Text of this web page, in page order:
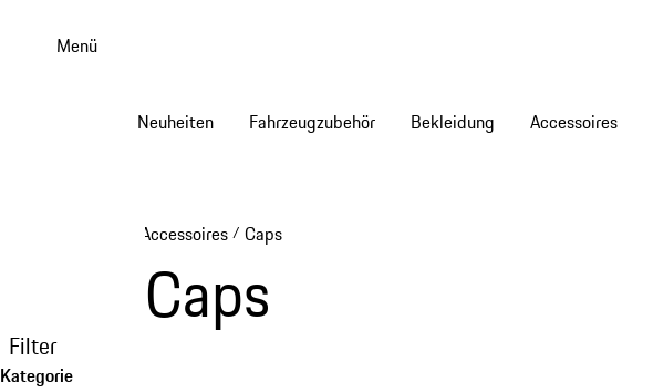
Hauptinhalt
Menü
Neuheiten Fahrzeugzubehör Bekleidung Accessoires
Accessoires / Caps
Caps
Filter
Kategorie